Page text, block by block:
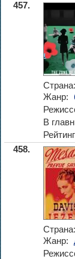
457.
Страна:
Жанр:
В
458.
Страна:
Жанр: